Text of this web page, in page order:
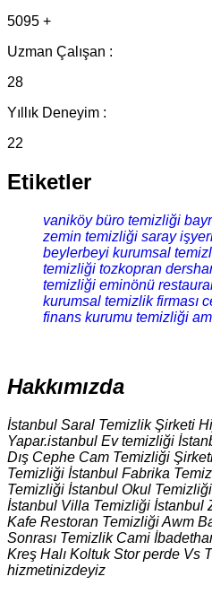
5095 +
Uzman Çalışan :
28
Yıllık Deneyim :
22
Etiketler
vaniköy büro temizliği
zemin temizliği saray
beylerbeyi kurumsal
temizliği tozkopran
temizliği eminönü
kurumsal temizlik firması
finans kurumu temizliği
Hakkımızda
İstanbul Saral Temizlik Şirketi
Yapar.istanbul Ev temizliği
Dış Cephe Cam Temizliği
Temizliği İstanbul Fabrika
Temizliği İstanbul Okul
İstanbul Villa Temizliği İstanbul
Kafe Restoran Temizliği Awm
Sonrası Temizlik Cami
Kreş Halı Koltuk Stor perde Vs
hizmetinizdeyiz